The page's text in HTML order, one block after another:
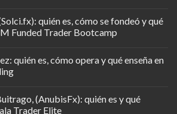
quién es, cómo se fondeó y qué
Funded Trader Bootcamp
quién es, cómo opera y qué enseña en
(AnubisFx): quién es y qué
Trader Elite